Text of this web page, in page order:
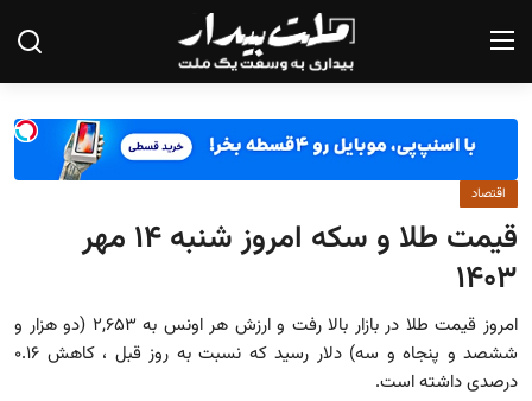
صفحه نخست
درباره ما
تماس با ما
گزارش
اقتصاد
قیمت طلا و سکه امروز شنبه ۱۴ مهر
۱۴۰۳
امروز قیمت طلا در بازار بالا رفت و ارزش هر اونس به ۲,۶۵۳ (دو هزار و
ششصد و پنجاه و سه) دلار رسید که نسبت به روز قبل ، کاهش ۰.۱۶
درصدی داشته است.